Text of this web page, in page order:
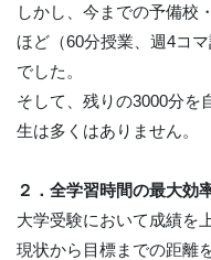
しかし、今までの予備校
ほど（60分授業、週4コ
でした。
そして、残りの3000分を
生は多くはありません。
２．全学習時間の最大効
大学受験において成績を
現状から目標までの距離